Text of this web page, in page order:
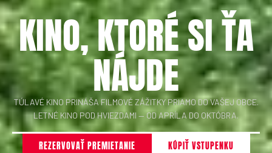
KINO, KTORÉ SI ŤA
NÁJDE
TÚLAVÉ KINO PRINÁŠA FILMOVÉ ZÁŽITKY PRIAMO DO VAŠEJ OBCE.
LETNÉ KINO POD HVIEZDAMI — OD APRÍLA DO OKTÓBRA.
REZERVOVAŤ PREMIETANIE KÚPIŤ VSTUPENKU